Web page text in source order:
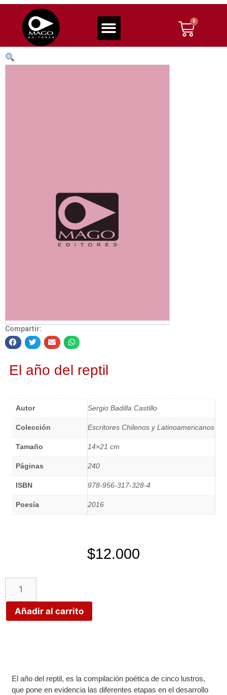
Compartir:
El año del reptil
Autor Sergio Badilla Castillo
Colección Escritores Chilenos y Latinoamericanos
Tamaño 14×21 cm
Páginas 240
ISBN 978-956-317-328-4
Poesía 2016
$12.000
Añadir al carrito
El año del reptil, es la compilación poética de cinco lustros,
que pone en evidencia las diferentes etapas en el desarrollo